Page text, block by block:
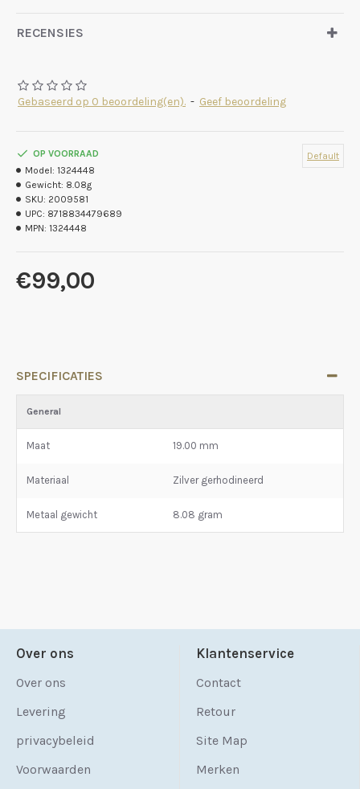
RECENSIES
Gebaseerd op 0 beoordeling(en). - Geef beoordeling
€99,00
OP VOORRAAD
Model: 1324448
Gewicht: 8.08g
SKU: 2009581
UPC: 8718834479689
MPN: 1324448
Default
SPECIFICATIES
General
Maat 19.00 mm
Materiaal Zilver gerhodineerd
Metaal gewicht 8.08 gram
Over ons
Over ons
Levering
privacybeleid
Voorwaarden
Klantenservice
Contact
Retour
Site Map
Merken